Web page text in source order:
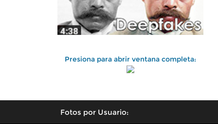
Presiona para abrir ventana completa:
Fotos por Usuario: